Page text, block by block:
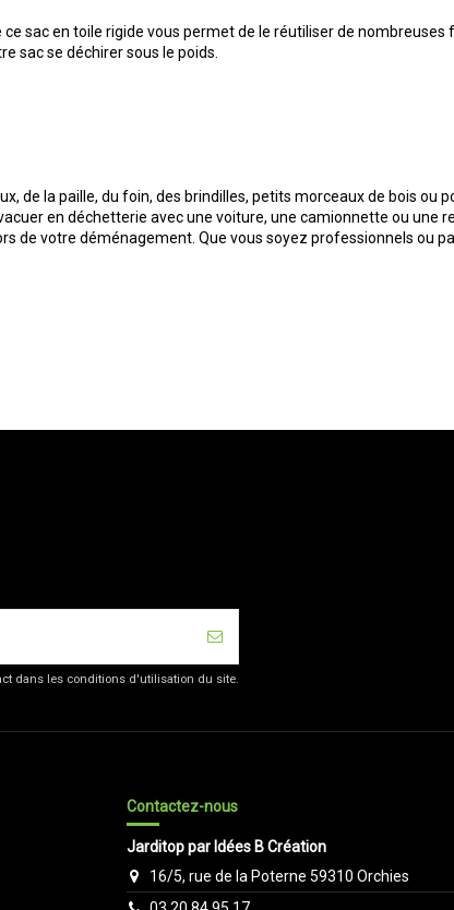
ce sac en toile rigide vous permet de le réutiliser de nombreuses
sac se déchirer sous le poids.
de la paille, du foin, des brindilles, petits morceaux de bois ou
en déchetterie avec une voiture, une camionnette ou une
de votre déménagement. Que vous soyez professionnels ou
dans les conditions d'utilisation du site.
Contactez-nous
Jarditop par Idées B Création
16/5, rue de la Poterne 59310 Orchies